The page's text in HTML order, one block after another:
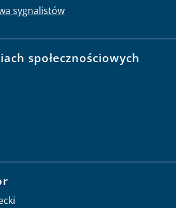
sygnalistów
społecznościowych